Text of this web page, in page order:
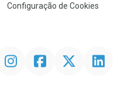
Configuração de Cookies
InstagramFacebookTwitter Linkedin